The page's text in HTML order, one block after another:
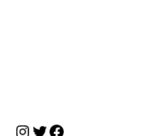
Instagram
Twitter
Facebook